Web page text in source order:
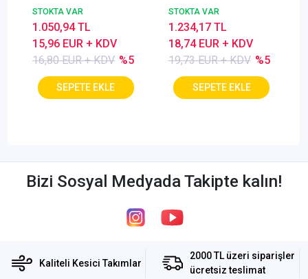
Freze, Parmak freze
ucu Z=4,TiSiN
Kaplamalı
STOKTA VAR
16,80 EUR + KDV %5
15,96 EUR + KDV
1.050,94 TL
ucu, Z=3, Kaplamalı,
30°
STOKTA VAR
19,73 EUR + KDV %5
18,74 EUR + KDV
1.234,17 TL
Bizi Sosyal Medyada Takipte kalın!
Kaliteli Kesici Takımlar
2000 TL üzeri siparişler
ücretsiz teslimat